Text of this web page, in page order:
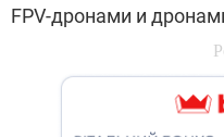
FPV-дронами и